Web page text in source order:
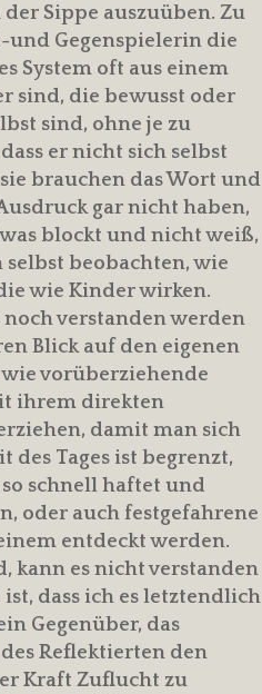
Sippe auszuüben. Zu
und Gegenspielerin die
System oft aus einem
sind, die bewusst oder
sind, ohne je zu
er nicht sich selbst
brauchen das Wort und
gar nicht haben,
blockt und nicht weiß,
selbst beobachten, wie
wie Kinder wirken.
noch verstanden werden
Blick auf den eigenen
vorüberziehende
ihrem direkten
damit man sich
des Tages ist begrenzt,
schnell haftet und
oder auch festgefahrene
entdeckt werden.
kann es nicht verstanden
dass ich es letztendlich
Gegenüber, das
Reflektierten den
Kraft Zuflucht zu